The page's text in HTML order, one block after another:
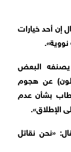
إن أحد خيارات
يصنفه البعض
عن هجوم
بشأن عدم
الإطلاق».
«نحن نقاتل